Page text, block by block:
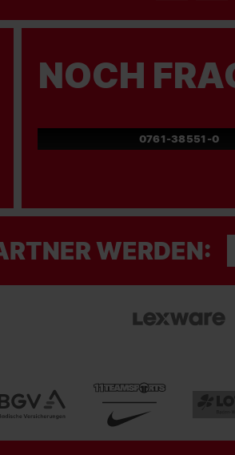
NOCH
0761-38551-0
WERDEN: